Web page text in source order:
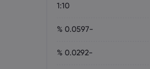
1:10
-0.0597 %
-0.0292 %